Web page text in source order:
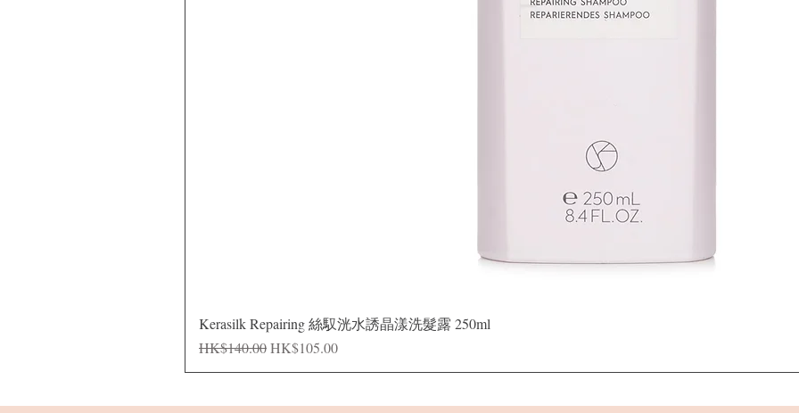
Kerasilk Repairing 絲馭洸水誘晶漾洗髮露 250ml
一般價格
HK$140.00促銷價格
HK$105.00